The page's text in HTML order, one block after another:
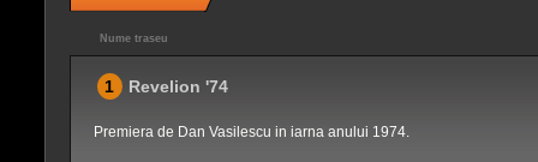
Nume traseu
1 Revelion '74
Premiera de Dan Vasilescu in iarna anului 1974.